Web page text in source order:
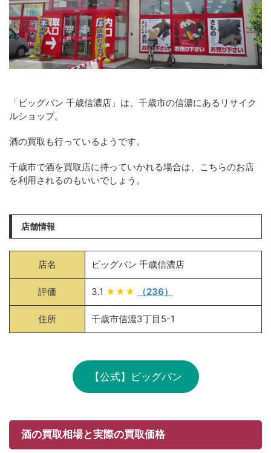
「ビッグバン 千歳信濃店」は、千歳市の信濃にあるリサイク
ルショップ。
酒の買取も行っているようです。
千歳市で酒を買取店に持っていかれる場合は、こちらのお店
を利用されるのもいいでしょう。
店舗情報
店名 ビッグバン 千歳信濃店
評価 3.1 ★★★ （236）
住所 千歳市信濃3丁目5-1
【公式】ビッグバン
酒の買取相場と実際の買取価格